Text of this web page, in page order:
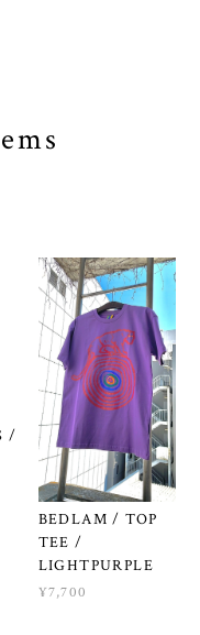
/
BEDLAM / TOP
TEE /
LIGHTPURPLE
¥7,700